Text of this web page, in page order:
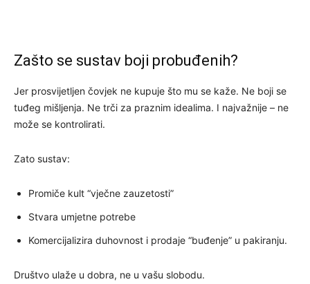
Zašto se sustav boji probuđenih?
Jer prosvijetljen čovjek ne kupuje što mu se kaže. Ne boji se
tuđeg mišljenja. Ne trči za praznim idealima. I najvažnije – ne
može se kontrolirati.
Zato sustav:
Promiče kult “vječne zauzetosti”
Stvara umjetne potrebe
Komercijalizira duhovnost i prodaje “buđenje” u pakiranju.
Društvo ulaže u dobra, ne u vašu slobodu.